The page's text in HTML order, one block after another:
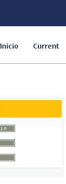
Inicio Current